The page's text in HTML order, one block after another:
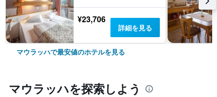
¥23,706
詳細を見る
マウラッハで最安値のホテルを見る
マウラッハ​を探索しよう